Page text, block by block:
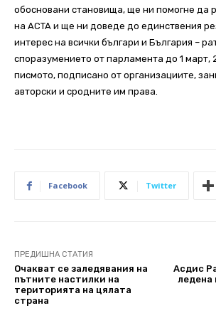
обосновани становища, ще ни помогне да
на AСTA и ще ни доведе до единствения
интерес на всички българи и България –
споразумението от парламента до 1 март,
писмото, подписано от организациите,
авторски и сродните им права.
Facebook Twitter
ПРЕДИШНА СТАТИЯ
Очакват се заледявания на
пътните настилки на
територията на цялата
страна
Асдис
ледена